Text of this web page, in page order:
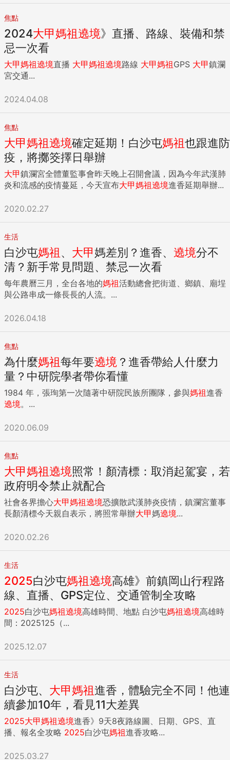
焦點
2024大甲媽祖遶境》直播、路線、裝備和禁
忌一次看
大甲媽祖遶境直播 大甲媽祖遶境路線 大甲媽祖GPS 大甲鎮瀾
宮交通...
2024.04.08
焦點
大甲媽祖遶境確定延期！白沙屯媽祖也跟進防
疫，將擲筊擇日舉辦
大甲鎮瀾宮全體董監事會昨天晚上召開會議，因為今年武漢肺
炎和流感的疫情蔓延，今天宣布大甲媽祖遶境進香延期舉辦...
2020.02.27
生活
白沙屯媽祖、 大甲媽差別？進香、 遶境分不
清？新手常見問題、禁忌一次看
每年農曆三月，全台各地的媽祖活動總會把街道、鄉鎮、廟埕
與公路串成一條長長的人流。...
2026.04.18
焦點
為什麼媽祖每年要遶境 ？進香帶給人什麼力
量？中研院學者帶你看懂
1984 年，張珣第一次隨著中研院民族所團隊，參與媽祖進香
遶境。...
2020.06.09
焦點
大甲媽祖遶境照常！顏清標：取消起駕宴，若
政府明令禁止就配合
社會各界擔心大甲媽祖遶境恐擴散武漢肺炎疫情，鎮瀾宮董事
長顏清標今天親自表示，將照常舉辦大甲媽遶境...
2020.02.26
生活
2025白沙屯媽祖遶境高雄》前鎮岡山行程路
線、直播、GPS定位、交通管制全攻略
2025白沙屯媽祖遶境 高雄時間、地點 白沙屯媽祖遶境高雄時
間：2025125（...
2025.12.07
生活
白沙屯、 大甲媽祖進香，體驗完全不同！他連
續參加10年，看見11大差異
2025大甲媽祖遶境進香》9天8夜路線圖、日期、GPS、直
播、報名全攻略 2025白沙屯媽祖進香攻略...
2025.03.27